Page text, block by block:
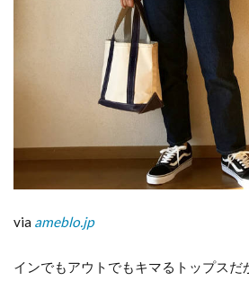
via ameblo.jp
インでもアウトでもキマるトップスだ